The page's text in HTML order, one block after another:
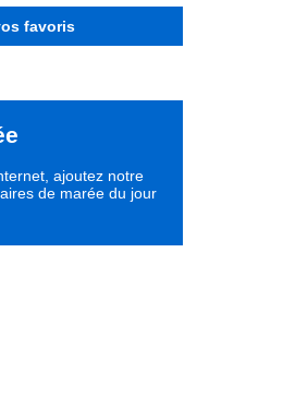
favoris
ajoutez notre
de marée du jour